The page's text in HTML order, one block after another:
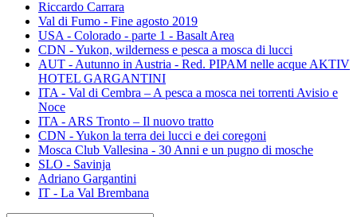
Riccardo Carrara
Val di Fumo - Fine agosto 2019
USA - Colorado - parte 1 - Basalt Area
CDN - Yukon, wilderness e pesca a mosca di lucci
AUT - Autunno in Austria - Red. PIPAM nelle acque AKTIV
HOTEL GARGANTINI
ITA - Val di Cembra – A pesca a mosca nei torrenti Avisio e
Noce
ITA - ARS Tronto – Il nuovo tratto
CDN - Yukon la terra dei lucci e dei coregoni
Mosca Club Vallesina - 30 Anni e un pugno di mosche
SLO - Savinja
Adriano Gargantini
IT - La Val Brembana